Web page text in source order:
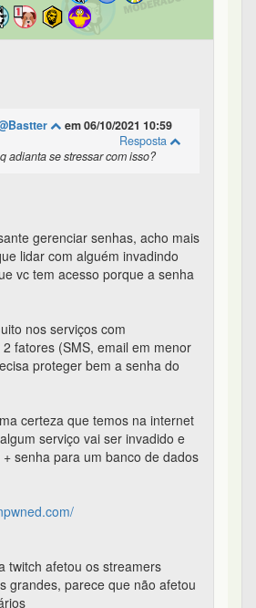
em 06/10/2021 10:59
Resposta
adianta se stressar com isso?
gerenciar senhas, acho mais
lidar com alguém invadindo
vc tem acesso porque a senha
nos serviços com
fatores (SMS, email em menor
proteger bem a senha do
certeza que temos na internet
serviço vai ser invadido e
senha para um banco de dados
twitch afetou os streamers
grandes, parece que não afetou